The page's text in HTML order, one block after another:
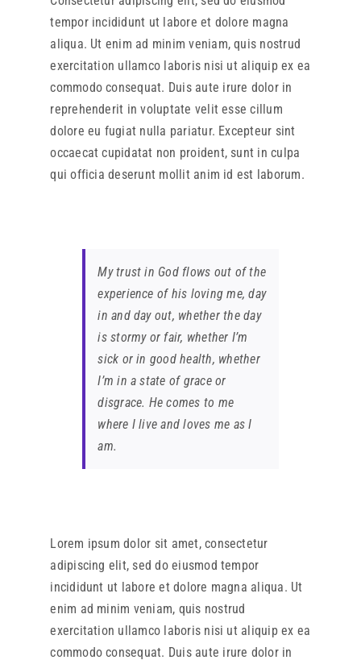
tempor incididunt ut labore et dolore magna
aliqua. Ut enim ad minim veniam, quis nostrud
exercitation ullamco laboris nisi ut aliquip ex ea
commodo consequat. Duis aute irure dolor in
reprehenderit in voluptate velit esse cillum
dolore eu fugiat nulla pariatur. Excepteur sint
occaecat cupidatat non proident, sunt in culpa
qui officia deserunt mollit anim id est laborum.
My trust in God flows out of the
experience of his loving me, day
in and day out, whether the day
is stormy or fair, whether I’m
sick or in good health, whether
I’m in a state of grace or
disgrace. He comes to me
where I live and loves me as I
am.
Lorem ipsum dolor sit amet, consectetur
adipiscing elit, sed do eiusmod tempor
incididunt ut labore et dolore magna aliqua. Ut
enim ad minim veniam, quis nostrud
exercitation ullamco laboris nisi ut aliquip ex ea
commodo consequat. Duis aute irure dolor in